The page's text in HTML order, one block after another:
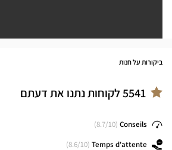
ביקורות על חנות
5541לקוחות נתנו את דעתם
Conseils
(
8.7/10)
Temps d'attente
(
8.6/10)